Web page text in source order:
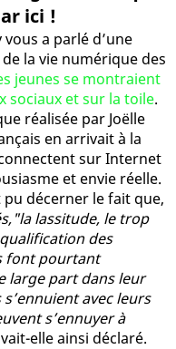
ici !
a parlé d’une
la vie numérique des
jeunes se montraient
sociaux et sur la toile.
réalisée par Joëlle
en arrivait à la
sur Internet
et envie réelle.
pu décerner le fait que,
lassitude, le trop
des
font pourtant
large part dans leur
avec leurs
s’ennuyer à
elle ainsi déclaré.